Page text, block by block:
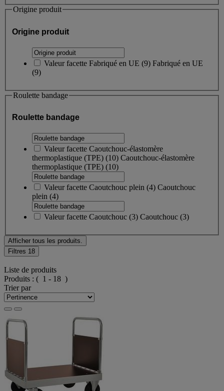
Origine produit
Origine produit
Valeur facette Fabriqué en UE (9) Fabriqué en UE
(9)
Roulette bandage
Roulette bandage
Valeur facette Caoutchouc-élastomère
thermoplastique (TPE) (10) Caoutchouc-élastomère
thermoplastique (TPE) (10)
Valeur facette Caoutchouc plein (4) Caoutchouc
plein (4)
Valeur facette Caoutchouc (3) Caoutchouc (3)
Afficher tous les produits.
Filtres 18
Liste de produits
Produits : ( 1 - 18 )
Trier par